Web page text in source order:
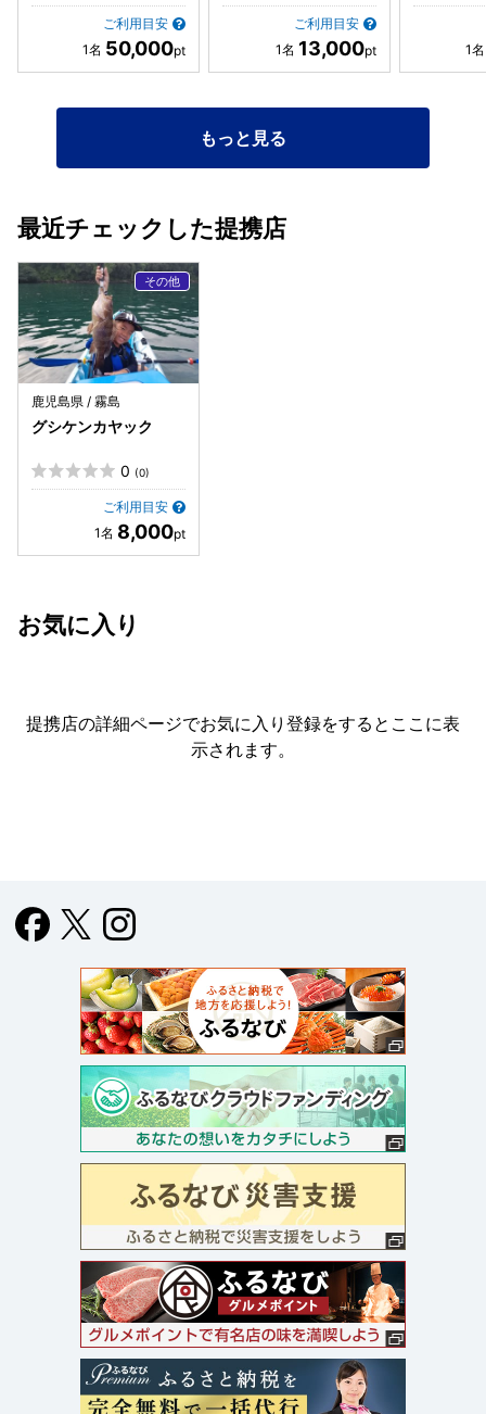
ご利用目安
50,000
ご利用目安
13,000
もっと見る
最近チェックした提携店
鹿児島県 / 霧島
グシケンカヤック
0 (0)
ご利用目安
8,000
お気に入り
提携店の詳細ページでお気に入り登録をすると ここに表
示されます。